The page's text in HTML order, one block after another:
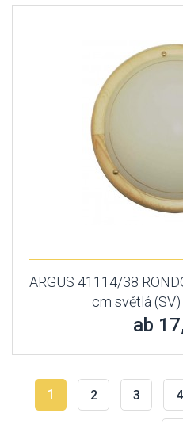
ARGUS 41114/38
cm světlá
ab
1 2 3 4